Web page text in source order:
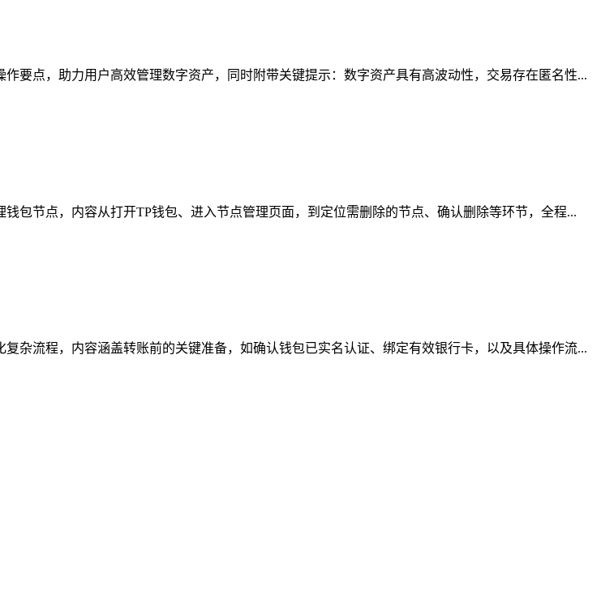
要点，助力用户高效管理数字资产，同时附带关键提示：数字资产具有高波动性，交易存在匿名性...
包节点，内容从打开TP钱包、进入节点管理页面，到定位需删除的节点、确认删除等环节，全程...
杂流程，内容涵盖转账前的关键准备，如确认钱包已实名认证、绑定有效银行卡，以及具体操作流...